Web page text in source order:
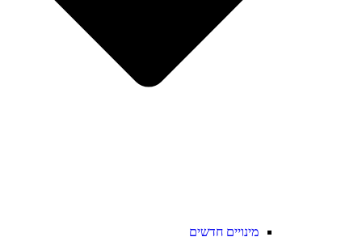
מינויים חדשים